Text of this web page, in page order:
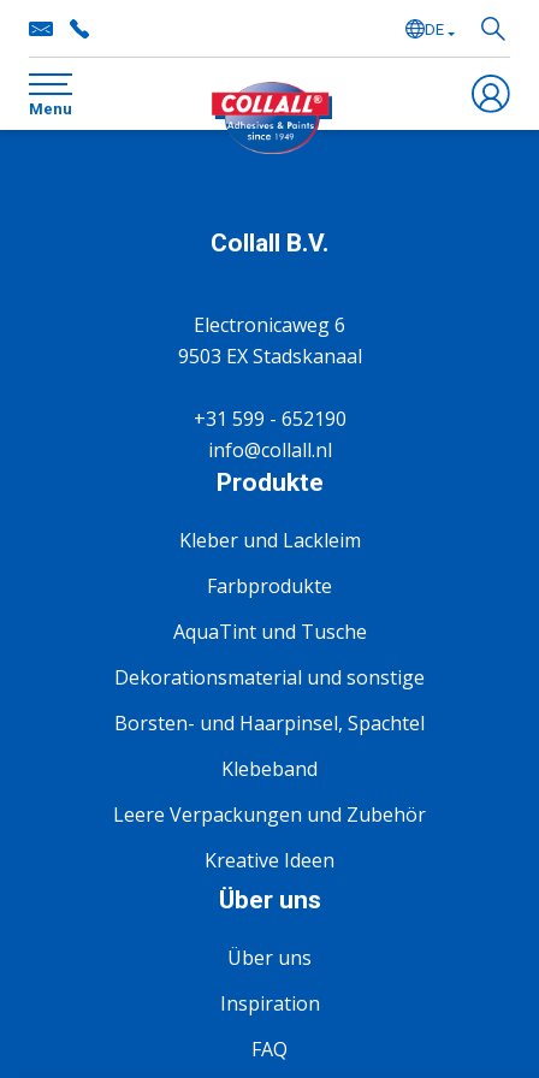
DE
Menu
Collall B.V.
Electronicaweg 6
9503 EX Stadskanaal
+31 599 - 652190
info@collall.nl
Produkte
Kleber und Lackleim
Farbprodukte
AquaTint und Tusche
Dekorationsmaterial und sonstige
Borsten- und Haarpinsel, Spachtel
Klebeband
Leere Verpackungen und Zubehör
Kreative Ideen
Über uns
Über uns
Inspiration
FAQ